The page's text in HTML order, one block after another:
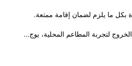
لتجربة المطاعم المحلية، يوج...